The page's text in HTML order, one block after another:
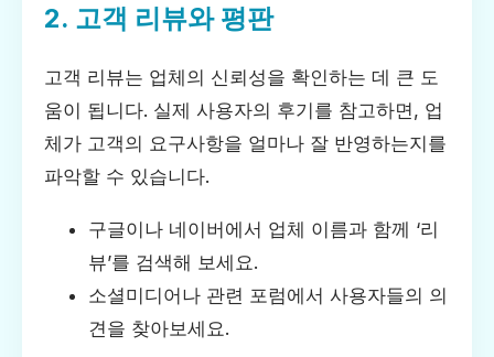
2. 고객 리뷰와 평판
고객 리뷰는 업체의 신뢰성을 확인하는 데 큰 도
움이 됩니다. 실제 사용자의 후기를 참고하면, 업
체가 고객의 요구사항을 얼마나 잘 반영하는지를
파악할 수 있습니다.
구글이나 네이버에서 업체 이름과 함께 ‘리
뷰’를 검색해 보세요.
소셜미디어나 관련 포럼에서 사용자들의 의
견을 찾아보세요.